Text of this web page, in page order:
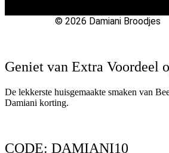
© 2026 Damiani Broodjes
Geniet van Extra Voordeel
De lekkerste huisgemaakte smaken van
Damiani korting.
CODE: DAMIANI10